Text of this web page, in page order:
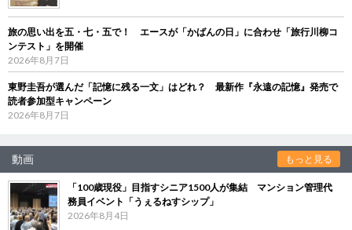
旅の思い出を五・七・五で！ エースが「かばんの日」に合わせ「旅行川柳コ
ンテスト」を開催
2026年8月7日
東野圭吾が選んだ「記憶に残る一文」はどれ？ 最新作『永遠の記憶』発売で
読者参加型キャンペーン
2026年8月7日
動画 もっと見る
「100歳現役」目指すシニア1500人が集結 マンション管理代
務員イベント「うぇるねすシップ」
2026年8月4日